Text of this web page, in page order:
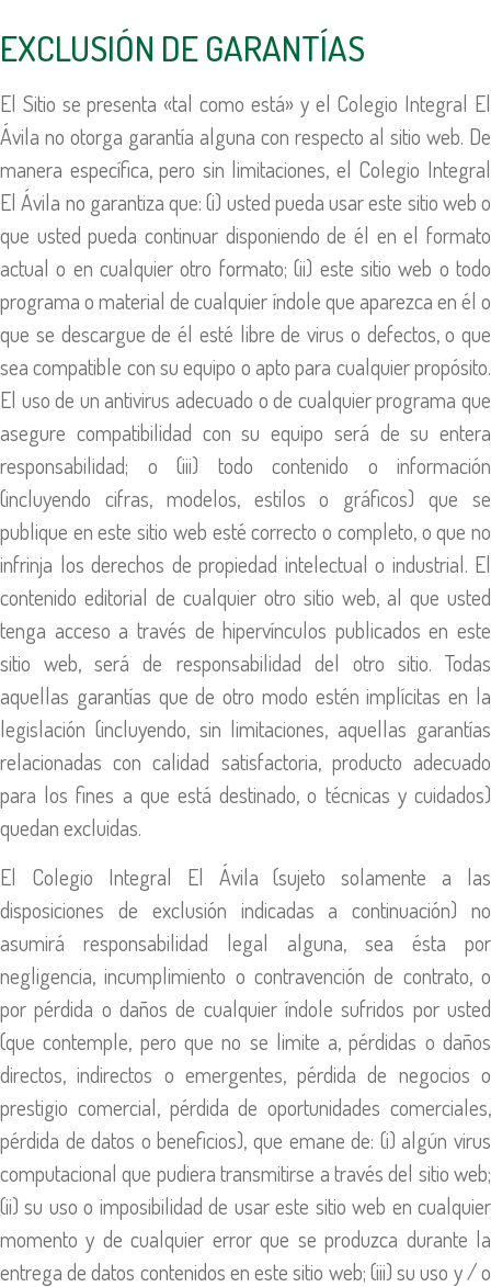
EXCLUSIÓN DE GARANTÍAS
El Sitio se presenta «tal como está» y el Colegio Integral El
Ávila no otorga garantía alguna con respecto al sitio web. De
manera específica, pero sin limitaciones, el Colegio Integral
El Ávila no garantiza que: (i) usted pueda usar este sitio web o
que usted pueda continuar disponiendo de él en el formato
actual o en cualquier otro formato; (ii) este sitio web o todo
programa o material de cualquier índole que aparezca en él o
que se descargue de él esté libre de virus o defectos, o que
sea compatible con su equipo o apto para cualquier propósito.
El uso de un antivirus adecuado o de cualquier programa que
asegure compatibilidad con su equipo será de su entera
responsabilidad; o (iii) todo contenido o información
(incluyendo cifras, modelos, estilos o gráficos) que se
publique en este sitio web esté correcto o completo, o que no
infrinja los derechos de propiedad intelectual o industrial. El
contenido editorial de cualquier otro sitio web, al que usted
tenga acceso a través de hipervínculos publicados en este
sitio web, será de responsabilidad del otro sitio. Todas
aquellas garantías que de otro modo estén implícitas en la
legislación (incluyendo, sin limitaciones, aquellas garantías
relacionadas con calidad satisfactoria, producto adecuado
para los fines a que está destinado, o técnicas y cuidados)
quedan excluidas.
El Colegio Integral El Ávila (sujeto solamente a las
disposiciones de exclusión indicadas a continuación) no
asumirá responsabilidad legal alguna, sea ésta por
negligencia, incumplimiento o contravención de contrato, o
por pérdida o daños de cualquier índole sufridos por usted
(que contemple, pero que no se limite a, pérdidas o daños
directos, indirectos o emergentes, pérdida de negocios o
prestigio comercial, pérdida de oportunidades comerciales,
pérdida de datos o beneficios), que emane de: (i) algún virus
computacional que pudiera transmitirse a través del sitio web;
(ii) su uso o imposibilidad de usar este sitio web en cualquier
momento y de cualquier error que se produzca durante la
entrega de datos contenidos en este sitio web; (iii) su uso y / o